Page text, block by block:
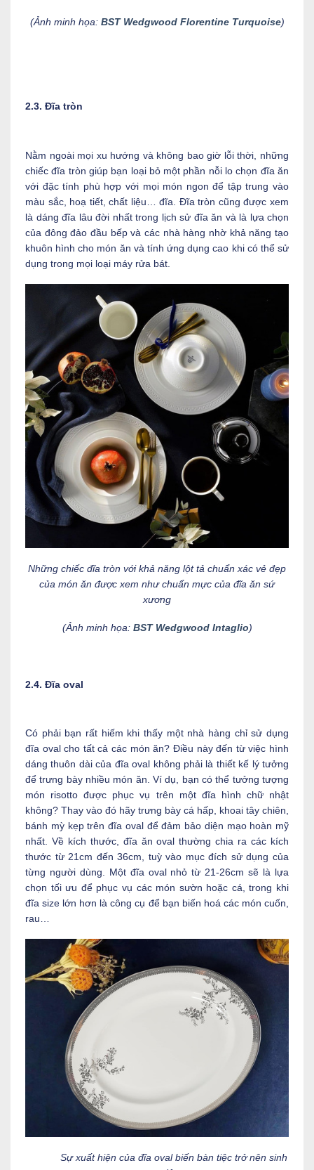
(Ảnh minh họa: BST Wedgwood Florentine Turquoise)
2.3. Đĩa tròn
Nằm ngoài mọi xu hướng và không bao giờ lỗi thời, những
chiếc đĩa tròn giúp bạn loại bỏ một phần nỗi lo chọn đĩa ăn
với đặc tính phù hợp với mọi món ngon để tập trung vào
màu sắc, hoạ tiết, chất liệu… đĩa. Đĩa tròn cũng được xem
là dáng đĩa lâu đời nhất trong lịch sử đĩa ăn và là lựa chọn
của đông đảo đầu bếp và các nhà hàng nhờ khả năng tạo
khuôn hình cho món ăn và tính ứng dụng cao khi có thể sử
dụng trong mọi loại máy rửa bát.
Những chiếc đĩa tròn với khả năng lột tả chuẩn xác vẻ đẹp
của món ăn được xem như chuẩn mực của đĩa ăn sứ
xương
(Ảnh minh họa: BST Wedgwood Intaglio)
2.4. Đĩa oval
Có phải bạn rất hiếm khi thấy một nhà hàng chỉ sử dụng
đĩa oval cho tất cả các món ăn? Điều này đến từ việc hình
dáng thuôn dài của đĩa oval không phải là thiết kế lý tưởng
để trưng bày nhiều món ăn. Ví dụ, bạn có thể tưởng tượng
món risotto được phục vụ trên một đĩa hình chữ nhật
không? Thay vào đó hãy trưng bày cá hấp, khoai tây chiên,
bánh mỳ kẹp trên đĩa oval để đảm bảo diện mạo hoàn mỹ
nhất. Về kích thước, đĩa ăn oval thường chia ra các kích
thước từ 21cm đến 36cm, tuỳ vào mục đích sử dụng của
từng người dùng. Một đĩa oval nhỏ từ 21-26cm sẽ là lựa
chọn tối ưu để phục vụ các món sườn hoặc cá, trong khi
đĩa size lớn hơn là công cụ để bạn biến hoá các món cuốn,
rau…
Sự xuất hiện của đĩa oval biến bàn tiệc trở nên sinh